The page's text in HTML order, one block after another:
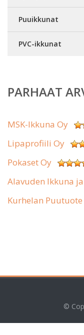
Puuikkunat
PVC-ikkunat
PARHAAT
MSK-Ikkuna Oy
Lipaprofiili Oy
Pokaset Oy
Alavuden Ikkuna
Kurhelan Puutuote
©